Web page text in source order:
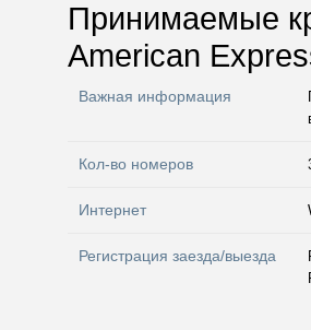
Принимаемые
American
Важная информация
Кол-во номеров
Интернет
Регистрация заезда/выезда